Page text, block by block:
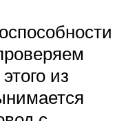
из